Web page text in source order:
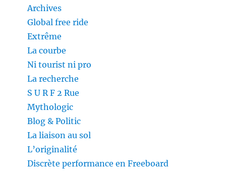
Archives
Global free ride
Extrême
La courbe
Ni tourist ni pro
La recherche
S U R F 2 Rue
Mythologic
Blog & Politic
La liaison au sol
L’originalité
Discrète performance en Freeboard